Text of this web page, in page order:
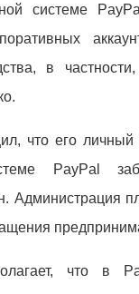
системе
в
что его личный
PayPal
Администрация
что в